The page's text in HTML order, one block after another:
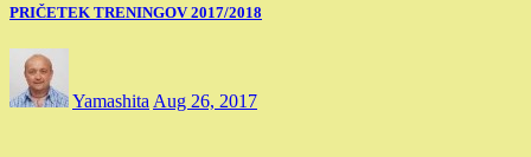
PRIČETEK TRENINGOV 2017/2018
YamashitaAug 26, 2017